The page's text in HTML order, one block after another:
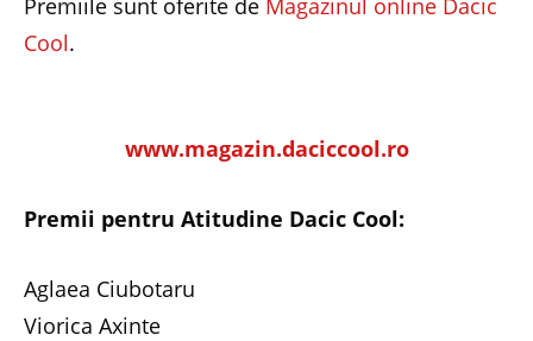
Cool.
www.magazin.daciccool.ro
Premii pentru Atitudine Dacic Cool:
Aglaea Ciubotaru
Viorica Axinte